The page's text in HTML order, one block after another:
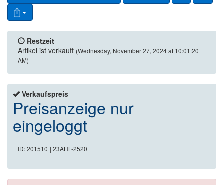
Restzeit
Artikel ist verkauft (Wednesday, November 27, 2024 at 10:01:20
AM)
Verkaufspreis
Preisanzeige nur
eingeloggt
ID: 201510 | 23AHL-2520